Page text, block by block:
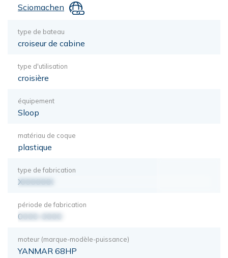
Sciomachen
type de bateau
croiseur de cabine
type d'utilisation
croisière
équipement
Sloop
matériau de coque
plastique
type de fabrication
XXXXXXX
période de fabrication
0000-0000
moteur (marque-modèle-puissance)
YANMAR 68HP